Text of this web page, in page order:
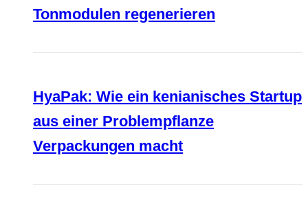
Tonmodulen regenerieren
HyaPak: Wie ein kenianisches Startup
aus einer Problempflanze
Verpackungen macht